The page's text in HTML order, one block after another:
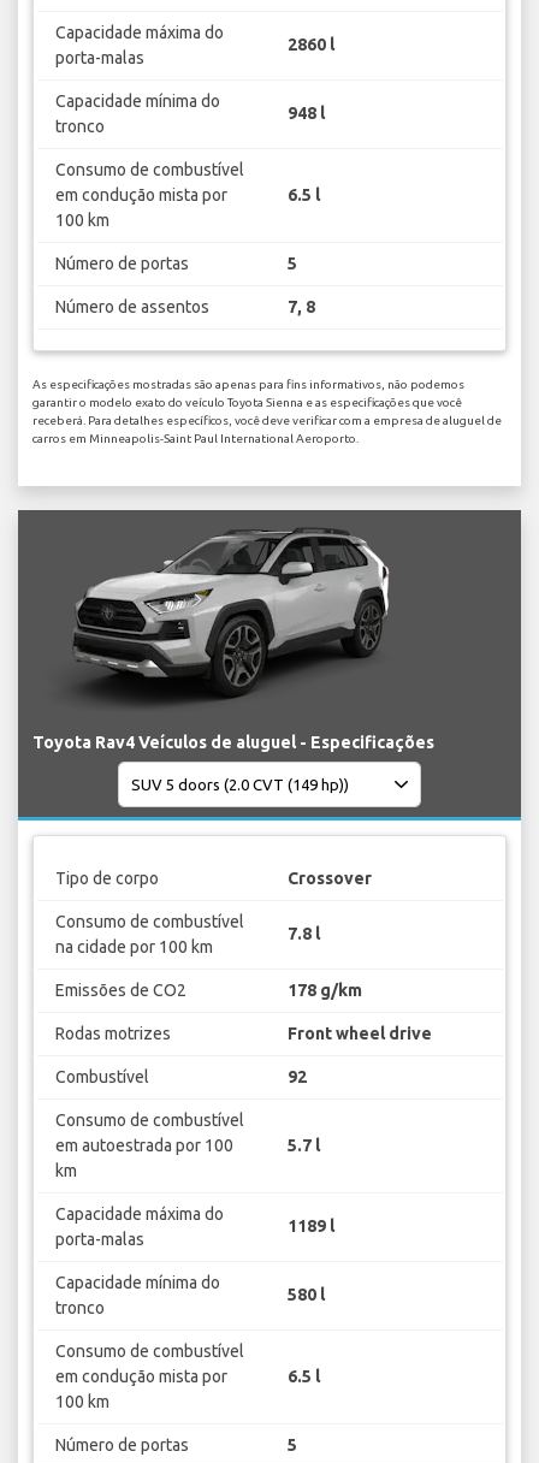
Capacidade máxima do
porta-malas
2860 l
Capacidade mínima do
tronco
948 l
Consumo de combustível
em condução mista por
100 km
6.5 l
Número de portas 5
Número de assentos 7, 8
As especificações mostradas são apenas para fins informativos, não podemos
garantir o modelo exato do veículo Toyota Sienna e as especificações que você
receberá. Para detalhes específicos, você deve verificar com a empresa de aluguel de
carros em Minneapolis-Saint Paul International Aeroporto.
Toyota Rav4 Veículos de aluguel - Especificações
Tipo de corpo Crossover
Consumo de combustível
na cidade por 100 km
7.8 l
Emissões de CO2 178 g/km
Rodas motrizes Front wheel drive
Combustível 92
Consumo de combustível
em autoestrada por 100
km
5.7 l
Capacidade máxima do
porta-malas
1189 l
Capacidade mínima do
tronco
580 l
Consumo de combustível
em condução mista por
100 km
6.5 l
Número de portas 5